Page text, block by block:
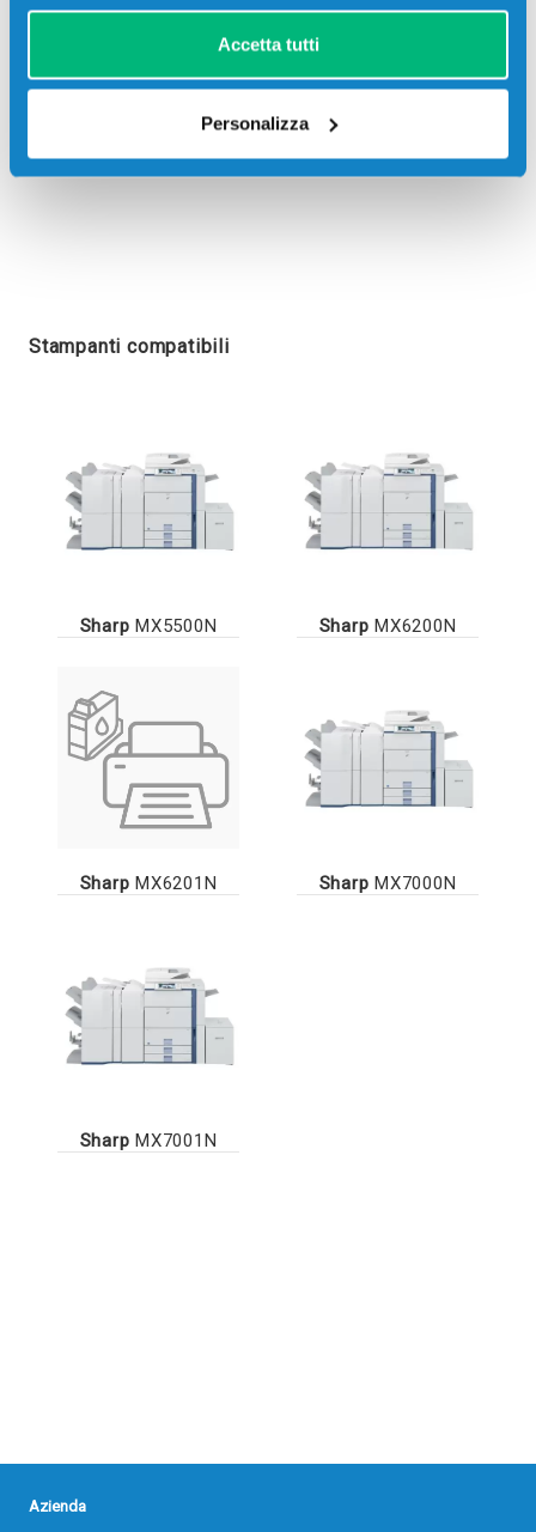
Accetta tutti
Personalizza
Stampanti compatibili
Sharp MX5500N Sharp MX6200N
Sharp MX6201N Sharp MX7000N
Sharp MX7001N
Azienda